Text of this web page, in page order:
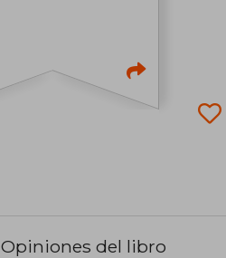
Opiniones del libro